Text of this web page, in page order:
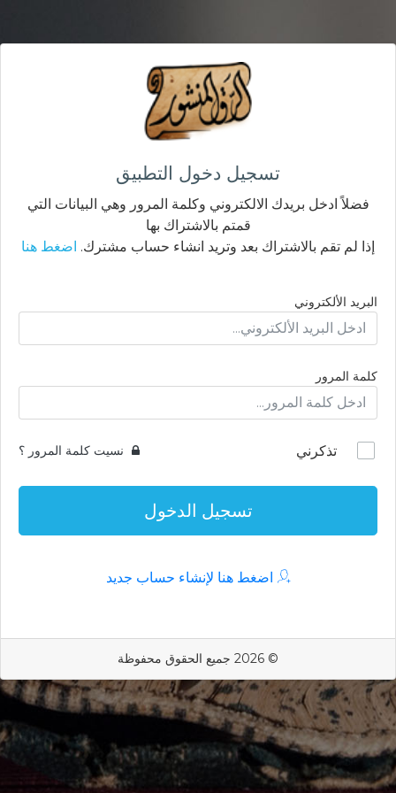
تسجيل دخول التطبيق
فضلاً ادخل بريدك الالكتروني وكلمة المرور وهي البيانات التي
قمتم بالاشتراك بها
إذا لم تقم بالاشتراك بعد وتريد انشاء حساب مشترك. اضغط هنا
البريد الألكتروني
كلمة المرور
تذكرني نسيت كلمة المرور ؟
تسجيل الدخول
اضغط هنا لإنشاء حساب جديد
© 2026 جميع الحقوق محفوظة